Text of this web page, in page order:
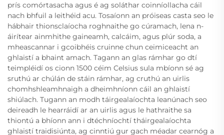
prís comórtasacha agus é ag soláthar coinníollacha cáil
nach bhfuil a leithéid acu. Tosaíonn an próiseas casta seo le
hábhair thionsclaíocha roghnaithe go cúramach, lena n-
áirítear ainmhithe gaineamh, calcáim, agus plúr soda, a
mheascannar i gcoibhéis cruinne chun ceimiceacht an
ghlaistí a bhaint amach. Tagann an glas rámhar go dtí
teimpléidí os cionn 1500 céim Celsius sula mbíonn sé ag
sruthú ar chúlán de stáin rámhar, ag cruthú an uirlis
chomhshleamhnaigh a dheimhníonn cáil an ghlaistí
shiúlach. Tugann an modh táirgealaíochta leanúnach seo
deireadh le hearráidí ar an uirlis agus le hathraithe sa
thiontú a bhíonn ann i dtéchníochtí tháirgealaíochta
ghlaistí traidisiúnta, ag cinntiú gur gach méadar cearnóg a